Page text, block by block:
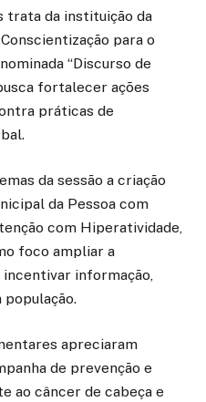
trata da instituição da
para o
“Discurso de
fortalecer ações
práticas de
da sessão a criação
da Pessoa com
com Hiperatividade,
foco ampliar a
informação,
apreciaram
de prevenção e
ao câncer de cabeça e